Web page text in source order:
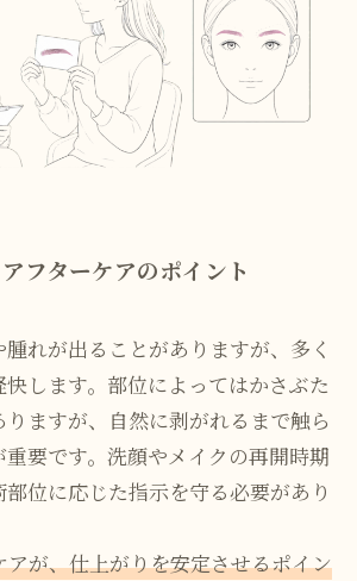
フターケアのポイント
れが出ることがありますが、多く
します。部位によってはかさぶた
ますが、自然に剥がれるまで触ら
要です。洗顔やメイクの再開時期
位に応じた指示を守る必要があり
アが、仕上がりを安定させるポイン